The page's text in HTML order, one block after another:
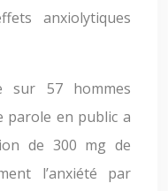
anxiolytiques
sur 57 hommes
parole en public a
de 300 mg de
l’anxiété par